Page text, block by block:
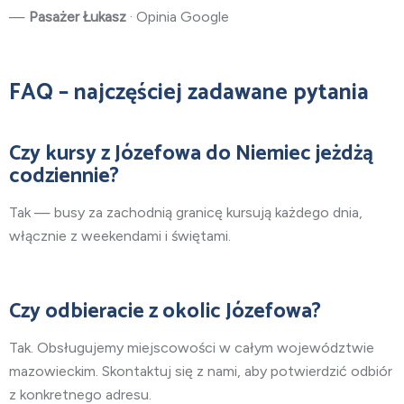
— Pasażer Łukasz · Opinia Google
FAQ – najczęściej zadawane pytania
Czy kursy z Józefowa do Niemiec jeżdżą
codziennie?
Tak — busy za zachodnią granicę kursują każdego dnia,
włącznie z weekendami i świętami.
Czy odbieracie z okolic Józefowa?
Tak. Obsługujemy miejscowości w całym województwie
mazowieckim. Skontaktuj się z nami, aby potwierdzić odbiór
z konkretnego adresu.